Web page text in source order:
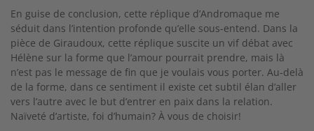
En guise de conclusion, cette réplique d’Andromaque me
séduit dans l’intention profonde qu’elle sous-entend. Dans la
pièce de Giraudoux, cette réplique suscite un vif débat avec
Hélène sur la forme que l’amour pourrait prendre, mais là
n’est pas le message de fin que je voulais vous porter. Au-delà
de la forme, dans ce sentiment il existe cet subtil élan d’aller
vers l’autre avec le but d’entrer en paix dans la relation.
Naïveté d’artiste, foi d’humain? À vous de choisir!